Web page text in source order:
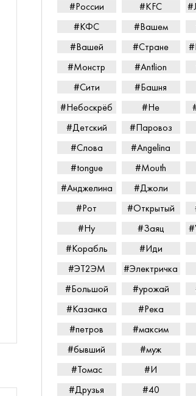
#России
#KFC
#КФС
#Вашем
#Вашей
#Стране
#Монстр
#Antlion
#Сити
#Башня
#Небоскрёб
#Не
#Детский
#Паровоз
#Слова
#Angelina
#tongue
#Mouth
#Анджелина
#Джоли
#Рот
#Открытый
#Ну
#Заяц
#Корабль
#Иди
#ЭТ2ЭМ
#Электричка
#Большой
#урожай
#Казанка
#Река
#петров
#максим
#бывший
#муж
#Томас
#И
#Друзья
#40